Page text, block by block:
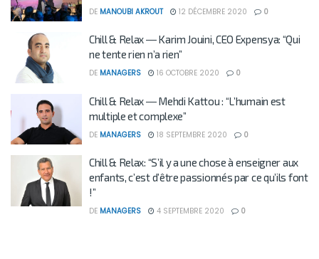
DE MANOUBI AKROUT 12 DÉCEMBRE 2020 0
Chill & Relax ― Karim Jouini, CEO Expensya: “Qui
ne tente rien n’a rien”
DE MANAGERS 16 OCTOBRE 2020 0
Chill & Relax ― Mehdi Kattou : “L’humain est
multiple et complexe”
DE MANAGERS 18 SEPTEMBRE 2020 0
Chill & Relax: “S’il y a une chose à enseigner aux
enfants, c’est d’être passionnés par ce qu’ils font
!”
DE MANAGERS 4 SEPTEMBRE 2020 0